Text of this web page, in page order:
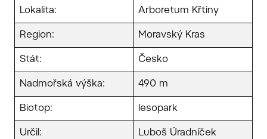
Lokalita: Arboretum Křtiny
Region: Moravský Kras
Stát: Česko
Nadmořská výška: 490 m
Biotop: lesopark
Určil: Luboš Úradníček